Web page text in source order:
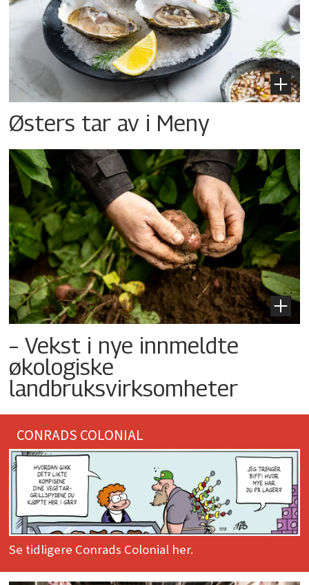
Østers tar av i Meny
– Vekst i nye innmeldte
økologiske
landbruksvirksomheter
CONRADS COLONIAL
Se tidligere Conrads Colonial her.